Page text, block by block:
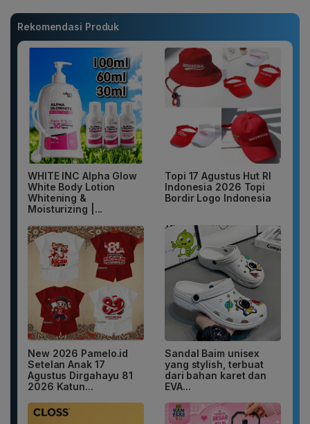
Rekomendasi Produk
WHITE INC Alpha Glow
White Body Lotion
Whitening &
Moisturizing |...
Topi 17 Agustus Hut RI
Indonesia 2026 Topi
Bordir Logo Indonesia
New 2026 Pamelo.id
Setelan Anak 17
Agustus Dirgahayu 81
2026 Katun...
Sandal Baim unisex
yang stylish, terbuat
dari bahan karet dan
EVA...